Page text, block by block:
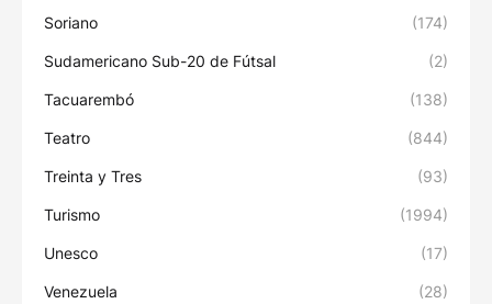
Soriano (174)
Sudamericano Sub-20 de Fútsal (2)
Tacuarembó (138)
Teatro (844)
Treinta y Tres (93)
Turismo (1994)
Unesco (17)
Venezuela (28)